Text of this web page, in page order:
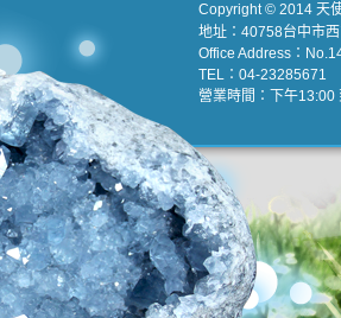
Copyright © 2014 天
地址：40758台中市
Office Address：
TEL：04-23285671
營業時間：下午13:00